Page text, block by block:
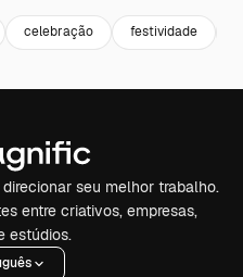
celebração festividade
seu melhor trabalho.
entre criativos, empresas,
estúdios.